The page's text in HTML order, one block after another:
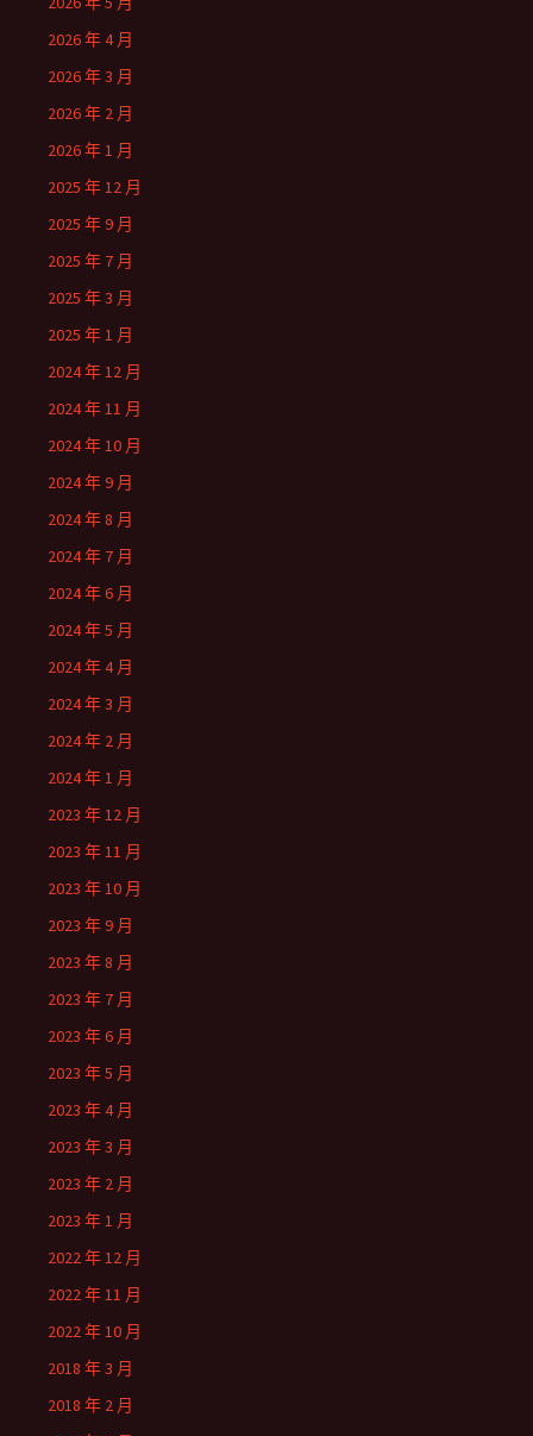
2026 年 4 月
2026 年 3 月
2026 年 2 月
2026 年 1 月
2025 年 12 月
2025 年 9 月
2025 年 7 月
2025 年 3 月
2025 年 1 月
2024 年 12 月
2024 年 11 月
2024 年 10 月
2024 年 9 月
2024 年 8 月
2024 年 7 月
2024 年 6 月
2024 年 5 月
2024 年 4 月
2024 年 3 月
2024 年 2 月
2024 年 1 月
2023 年 12 月
2023 年 11 月
2023 年 10 月
2023 年 9 月
2023 年 8 月
2023 年 7 月
2023 年 6 月
2023 年 5 月
2023 年 4 月
2023 年 3 月
2023 年 2 月
2023 年 1 月
2022 年 12 月
2022 年 11 月
2022 年 10 月
2018 年 3 月
2018 年 2 月